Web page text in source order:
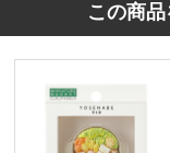
この商